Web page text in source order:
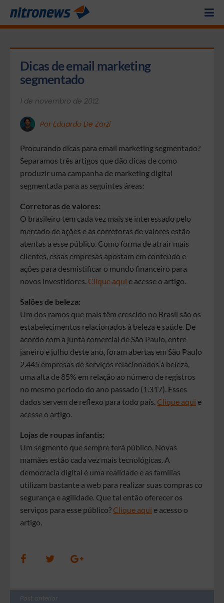
Dicas de email marketing
segmentado
1 de novembro de 2012.
Por Eduardo De Zorzi
Procurando dicas para email marketing segmentado?
Separamos três artigos que dão dicas de como
produzir uma campanha de marketing digital
segmentada para as seguintes áreas:
Corretoras de valores:
O brasileiro tem cada vez mais se interessado pelo
mercado de ações e as corretoras de valores estão
atentas a esse público. Como forma de atrair mais
clientes, essas empresas apostam em conteúdo e
ações para desmistificar o mundo financeiro para
novos investidores. Clique aqui e acesse o artigo.
Salões de beleza:
Um dos ramos que mais têm crescido no Brasil são os
estabelecimentos relacionados à beleza e saúde. De
acordo com a junta comercial de São Paulo, entre
janeiro e julho deste ano, foram abertas em São Paulo
2.445 empresas de serviços relacionados à beleza,
uma alta de 85% em relação ao número de registros
no mesmo período do ano passado (1.317). Esses
dados servem de reflexo para todo país. Clique aqui e
acesse o artigo.
Lojas de roupas infantis:
Um segmento que sempre terá público. Novas
mamães estão cada vez mais tecnológicas. A
democracia digital é uma realidade e as famílias
utilizam bastante a web para realizar suas compras co
segurança e agilidade. Que tal então oferecer os
serviços para esse público? Clique aqui e acesso o
artigo.
Post anterior